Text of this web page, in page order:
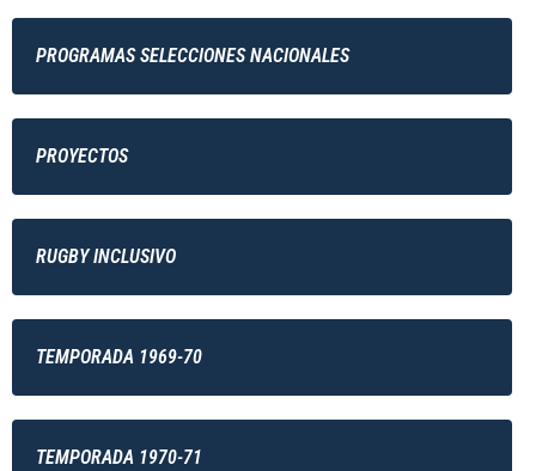
PROGRAMAS SELECCIONES NACIONALES
PROYECTOS
RUGBY INCLUSIVO
TEMPORADA 1969-70
TEMPORADA 1970-71